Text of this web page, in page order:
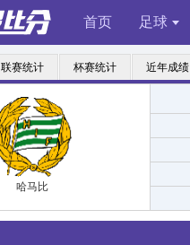
首页 足球
联赛统计 杯赛统计 近年成绩
哈马比